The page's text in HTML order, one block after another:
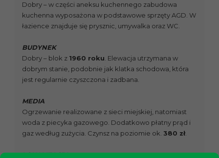
Dobry – w części aneksu kuchennego zabudowa
kuchenna wyposażona w podstawowe sprzęty AGD. W
łazience znajduje się prysznic, umywalka oraz WC.
BUDYNEK
Dobry – blok z 1960 roku . Elewacja utrzymana w
dobrym stanie, podobnie jak klatka schodowa, która
jest regularnie czyszczona i zadbana.
MEDIA
Ogrzewanie realizowane z sieci miejskiej, natomiast
woda z piecyka gazowego. Dodatkowo płatny prąd i
gaz według zużycia. Czynsz na poziomie ok. 380 zł.
LOKALIZACJA